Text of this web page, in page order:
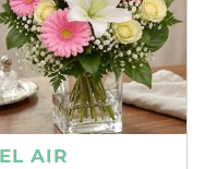
AIR